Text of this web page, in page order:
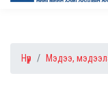
Нүүр Мэдээ,